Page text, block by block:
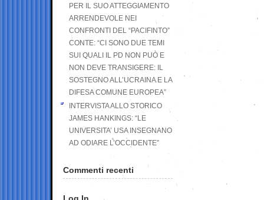
PER IL SUO ATTEGGIAMENTO
ARRENDEVOLE NEI
CONFRONTI DEL “PACIFINTO”
CONTE: “CI SONO DUE TEMI
SUI QUALI IL PD NON PUÒ E
NON DEVE TRANSIGERE: IL
SOSTEGNO ALL’UCRAINA E LA
DIFESA COMUNE EUROPEA”
INTERVISTA ALLO STORICO
JAMES HANKINGS: “LE
UNIVERSITA’ USA INSEGNANO
AD ODIARE L’OCCIDENTE”
Commenti recenti